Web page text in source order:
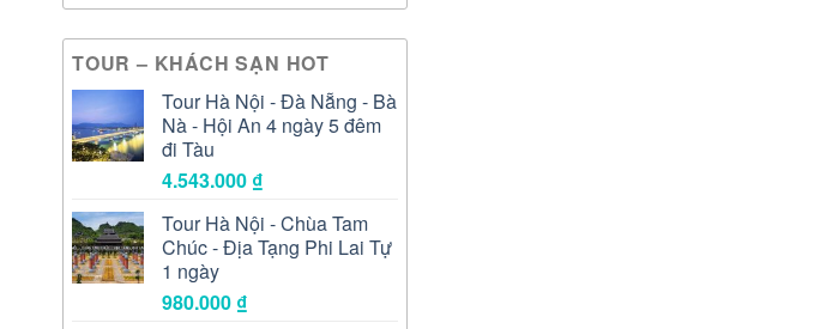
TOUR – KHÁCH SẠN HOT
Tour Hà Nội - Đà Nẵng - Bà
Nà - Hội An 4 ngày 5 đêm
đi Tàu
4.543.000 ₫
Tour Hà Nội - Chùa Tam
Chúc - Địa Tạng Phi Lai Tự
1 ngày
980.000 ₫